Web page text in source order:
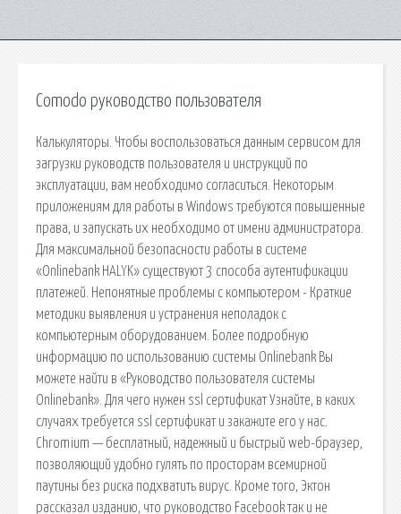
Comodo руководство пользователя
Калькуляторы. Чтобы воспользоваться данным сервисом для
загрузки руководств пользователя и инструкций по
эксплуатации, вам необходимо согласиться. Некоторым
приложениям для работы в Windows требуются повышенные
права, и запускать их необходимо от имени администратора.
Для максимальной безопасности работы в системе
«Onlinebank HALYK» существуют 3 способа аутентификации
платежей. Непонятные проблемы с компьютером - Краткие
методики выявления и устранения неполадок с
компьютерным оборудованием. Более подробную
информацию по использованию системы Onlinebank Вы
можете найти в «Руководство пользователя системы
Onlinebank». Для чего нужен ssl сертификат Узнайте, в каких
случаях требуется ssl сертификат и закажите его у нас.
Chromium — бесплатный, надежный и быстрый web-браузер,
позволяющий удобно гулять по просторам всемирной
паутины без риска подхватить вирус. Кроме того, Эктон
рассказал изданию, что руководство Facebook так и не